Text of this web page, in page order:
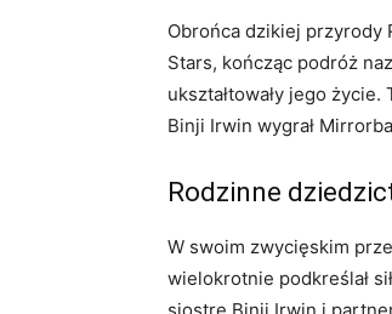
Obrońca dzikiej przyrody
Stars, kończąc podróż
ukształtowały jego
Binji Irwin wygrał
Rodzinne
W swoim zwycięskim
wielokrotnie podkreślał